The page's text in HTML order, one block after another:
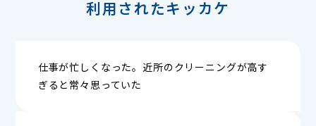
利用されたキッカケ
仕事が忙しくなった。近所のクリーニングが高す
ぎると常々思っていた